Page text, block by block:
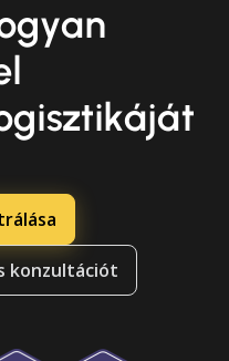
konzultációt